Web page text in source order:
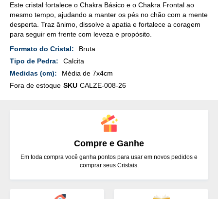
Este cristal fortalece o Chakra Básico e o Chakra Frontal ao
mesmo tempo, ajudando a manter os pés no chão com a mente
desperta. Traz ânimo, dissolve a apatia e fortalece a coragem
para seguir em frente com leveza e propósito.
Mais
Detalhes
Bruta
Calcita
Média de 7x4cm
Fora de estoque SKU CALZE-008-26
Compre e Ganhe
Em toda compra você ganha pontos para usar em novos pedidos e
comprar seus Cristais.